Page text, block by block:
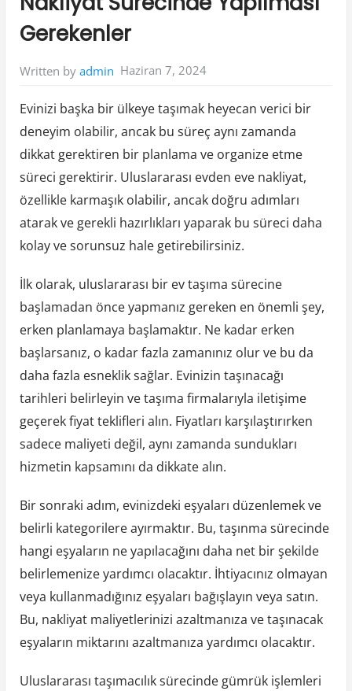
Gerekenler
Written by admin Haziran 7, 2024
Evinizi başka bir ülkeye taşımak heyecan verici bir
deneyim olabilir, ancak bu süreç aynı zamanda
dikkat gerektiren bir planlama ve organize etme
süreci gerektirir. Uluslararası evden eve nakliyat,
özellikle karmaşık olabilir, ancak doğru adımları
atarak ve gerekli hazırlıkları yaparak bu süreci daha
kolay ve sorunsuz hale getirebilirsiniz.
İlk olarak, uluslararası bir ev taşıma sürecine
başlamadan önce yapmanız gereken en önemli şey,
erken planlamaya başlamaktır. Ne kadar erken
başlarsanız, o kadar fazla zamanınız olur ve bu da
daha fazla esneklik sağlar. Evinizin taşınacağı
tarihleri belirleyin ve taşıma firmalarıyla iletişime
geçerek fiyat teklifleri alın. Fiyatları karşılaştırırken
sadece maliyeti değil, aynı zamanda sundukları
hizmetin kapsamını da dikkate alın.
Bir sonraki adım, evinizdeki eşyaları düzenlemek ve
belirli kategorilere ayırmaktır. Bu, taşınma sürecinde
hangi eşyaların ne yapılacağını daha net bir şekilde
belirlemenize yardımcı olacaktır. İhtiyacınız olmayan
veya kullanmadığınız eşyaları bağışlayın veya satın.
Bu, nakliyat maliyetlerinizi azaltmanıza ve taşınacak
eşyaların miktarını azaltmanıza yardımcı olacaktır.
Uluslararası taşımacılık sürecinde gümrük işlemleri